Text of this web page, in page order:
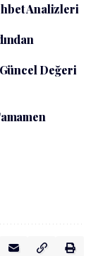
Analizleri
Değeri